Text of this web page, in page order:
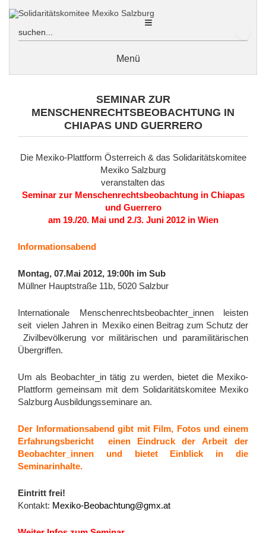
Menü
In Erinnerung an Ricardo Loewe: Nachruf von Erich Hackl
In Erinnerung an Ricardo Loewe: Nachruf des
Solidaritätskomitees Mexiko Salzburg von Edith Hanel
En memoria de Ricardo Loewe: Obituario del Comité de
Solidaridad México Salzburgo
Freiheit für politische Gefangene
Jorge Mario González García
Jacobo und Gloria
Boletín De Prensa
Gloria Arenas Agís
Mensaje de Gloria y Jacobo
News zu Jacobo und Gloria
Nota de La Jornada
Termine
Menschenrechtsbeobachtung und solidarisches Arbeiten
Aufgaben und Grundhaltungen der
Menschenrechtsbeobachter_innen
Über das Vorbereitungsseminar
SEMINAR ZUR
MENSCHENRECHTSBEOBACHTUNG IN
CHIAPAS UND GUERRERO
Die Mexiko-Plattform Österreich & das Solidaritätskomitee
Mexiko Salzburg
veranstalten das
Seminar zur Menschenrechtsbeobachtung in Chiapas
und Guerrero
am 19./20. Mai und 2./3. Juni 2012 in Wien
Informationsabend
Montag, 07.Mai 2012, 19:00h im Sub
Müllner Hauptstraße 11b, 5020 Salzbur
Internationale Menschenrechtsbeobachter_innen leisten
seit vielen Jahren in Mexiko einen Beitrag zum Schutz der
Zivilbevölkerung vor militärischen und paramilitärischen
Übergriffen.
Um als Beobachter_in tätig zu werden, bietet die Mexiko-
Plattform gemeinsam mit dem Solidaritätskomitee Mexiko
Salzburg Ausbildungsseminare an.
Der Informationsabend gibt mit Film, Fotos und einem
Erfahrungsbericht einen Eindruck der Arbeit der
Beobachter_innen und bietet Einblick in die
Seminarinhalte.
Eintritt frei!
Kontakt: Mexiko-Beobachtung@gmx.at